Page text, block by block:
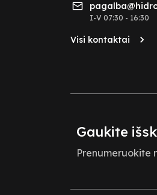
I-V 07:30 - 16:30
Visi kontaktai
Gaukite
Prenumeruokite